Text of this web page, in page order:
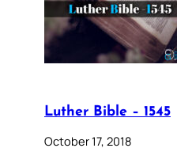
Luther Bible – 1545
October 17, 2018